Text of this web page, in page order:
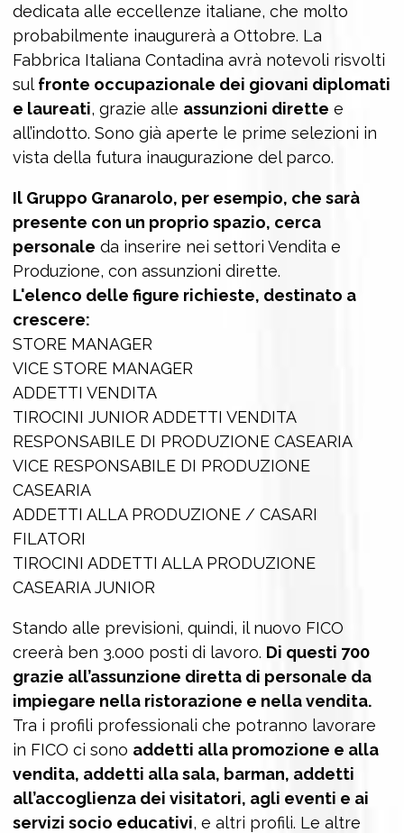
dedicata alle eccellenze italiane, che molto
probabilmente inaugurerà a Ottobre. La
Fabbrica Italiana Contadina avrà notevoli risvolti
sulfronte occupazionale dei giovani diplomati
e laureati, grazie alle assunzioni dirette e
all’indotto. Sono già aperte le prime selezioni in
vista della futura inaugurazione del parco.
Il Gruppo Granarolo, per esempio, che sarà
presente con un proprio spazio, cerca
personale da inserire nei settori Vendita e
Produzione, con assunzioni dirette.
L'elenco delle figure richieste, destinato a
crescere:
STORE MANAGER
VICE STORE MANAGER
ADDETTI VENDITA
TIROCINI JUNIOR ADDETTI VENDITA
RESPONSABILE DI PRODUZIONE CASEARIA
VICE RESPONSABILE DI PRODUZIONE
CASEARIA
ADDETTI ALLA PRODUZIONE / CASARI
FILATORI
TIROCINI ADDETTI ALLA PRODUZIONE
CASEARIA JUNIOR
Stando alle previsioni, quindi, il nuovo FICO
creerà ben 3.000 posti di lavoro. Di questi 700
grazie all’assunzione diretta di personale da
impiegare nella ristorazione e nella vendita.
Tra i profili professionali che potranno lavorare
in FICO ci sono addetti alla promozione e alla
vendita, addetti alla sala, barman, addetti
all’accoglienza dei visitatori, agli eventi e ai
servizi socio educativi, e altri profili. Le altre